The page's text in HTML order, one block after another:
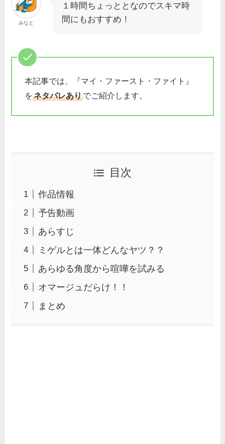
みなと
１時間ちょっととなのでスキマ時
間にもおすすめ！
本記事では、『マイ・ファースト・ファイト』
をネタバレありでご紹介します。
目次
作品情報
予告動画
あらすじ
ミゲルとは一体どんなヤツ？？
あらゆる角度から喧嘩を試みる
オマージュだらけ！！
まとめ